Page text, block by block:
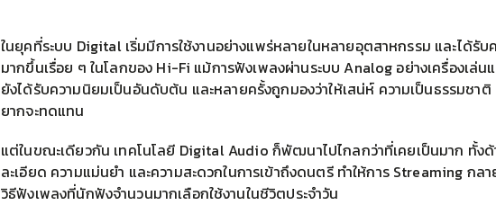
ในยุคที่ระบบ Digital เริ่มมีการใช้งานอย่างแพร่หลายในหลายอุตสาหกรรม และได้รับ
มากขึ้นเรื่อย ๆ ในโลกของ Hi-Fi แม้การฟังเพลงผ่านระบบ Analog อย่างเครื่องเล่น
ยังได้รับความนิยมเป็นอันดับต้น และหลายครั้งถูกมองว่าให้เสน่ห์ ความเป็นธรรมชา
ยากจะทดแทน
แต่ในขณะเดียวกัน เทคโนโลยี Digital Audio ก็พัฒนาไปไกลกว่าที่เคยเป็นมาก ทั้ง
ละเอียด ความแม่นยำ และความสะดวกในการเข้าถึงดนตรี ทำให้การ Streaming กล
วิธีฟังเพลงที่นักฟังจำนวนมากเลือกใช้งานในชีวิตประจำวัน